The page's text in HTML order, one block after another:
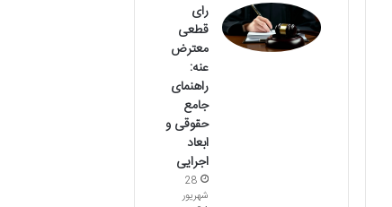
رای
قطعی
معترض
عنه:
راهنمای
جامع
حقوقی و
ابعاد
اجرایی
28
شهریور